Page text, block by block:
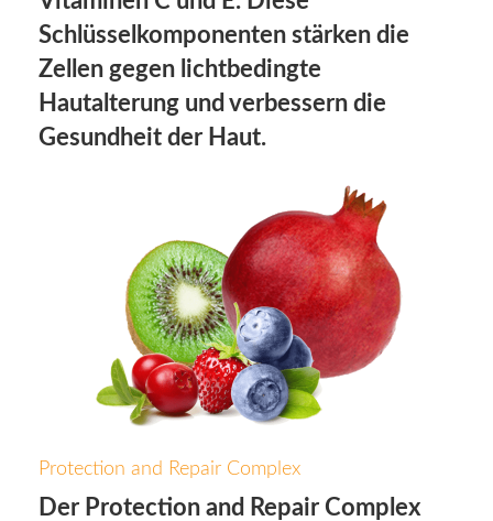
Schlüsselkomponenten stärken die
Zellen gegen lichtbedingte
Hautalterung und verbessern die
Gesundheit der Haut.
Protection and Repair Complex
Der Protection and Repair Complex